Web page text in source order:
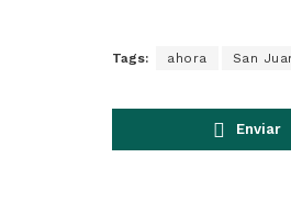
Tags: ahora San
Enviar